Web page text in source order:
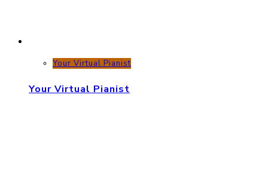
Your Virtual Pianist
Your Virtual Pianist